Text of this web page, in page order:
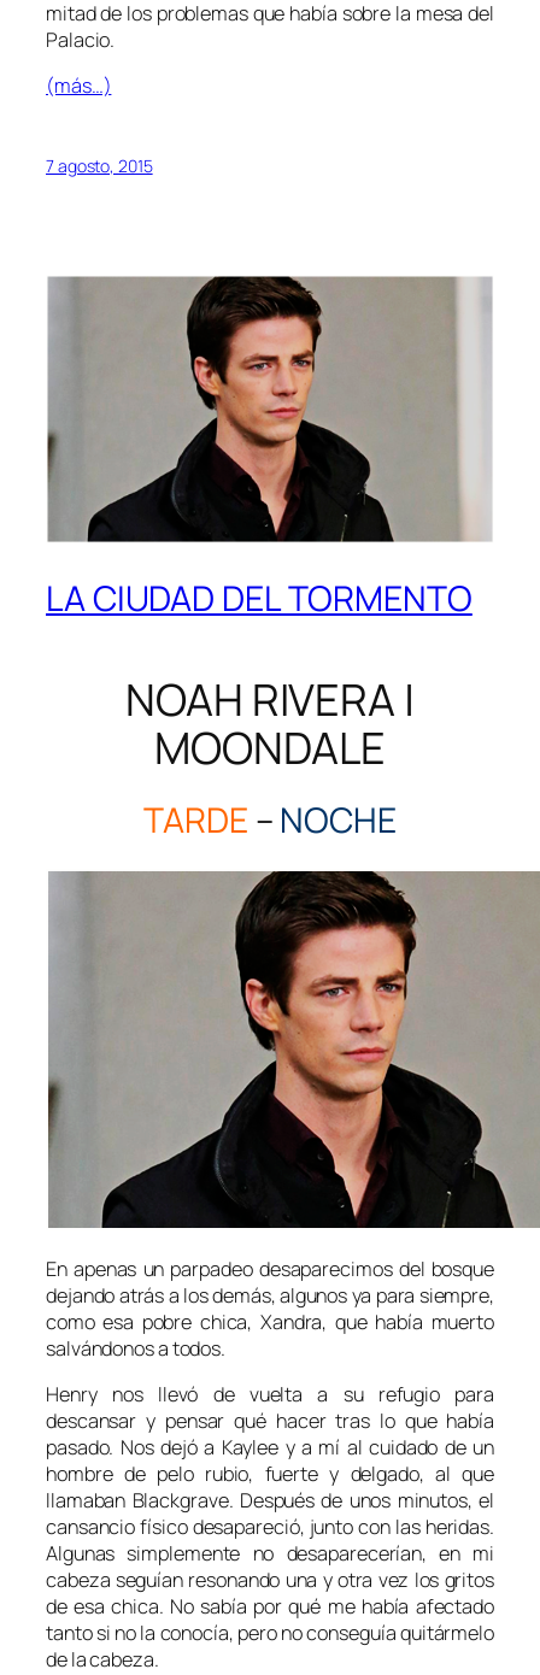
mitad de los problemas que había sobre la mesa del
Palacio.
(más…)
7 agosto, 2015
LA CIUDAD DEL TORMENTO
NOAH RIVERA |
MOONDALE
TARDE – NOCHE
En apenas un parpadeo desaparecimos del bosque
dejando atrás a los demás, algunos ya para siempre,
como esa pobre chica, Xandra, que había muerto
salvándonos a todos.
Henry nos llevó de vuelta a su refugio para
descansar y pensar qué hacer tras lo que había
pasado. Nos dejó a Kaylee y a mí al cuidado de un
hombre de pelo rubio, fuerte y delgado, al que
llamaban Blackgrave. Después de unos minutos, el
cansancio físico desapareció, junto con las heridas.
Algunas simplemente no desaparecerían, en mi
cabeza seguían resonando una y otra vez los gritos
de esa chica. No sabía por qué me había afectado
tanto si no la conocía, pero no conseguía quitármelo
de la cabeza.